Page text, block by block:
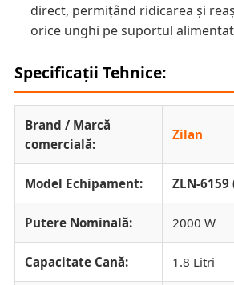
direct, permițând ridicarea și
orice unghi pe suportul
Specificații Tehnice:
Brand / Marcă
comercială:
Zilan
Model Echipament: ZLN-6159
Putere Nominală: 2000 W
Capacitate Cană: 1.8 Litri